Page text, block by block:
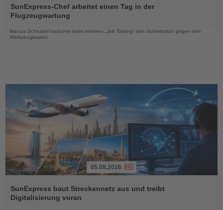
Sie
die
Nachrichten
SunExpress-Chef arbeitet einen Tag in der
Flugzeugwartung
Marcus Schnabel tauschte beim internen „Job Tasting“ den Schreibtisch gegen den
Werkzeugkasten
Sie
die
Nachrichten
05.08.2026
SunExpress baut Streckennetz aus und treibt
Digitalisierung voran